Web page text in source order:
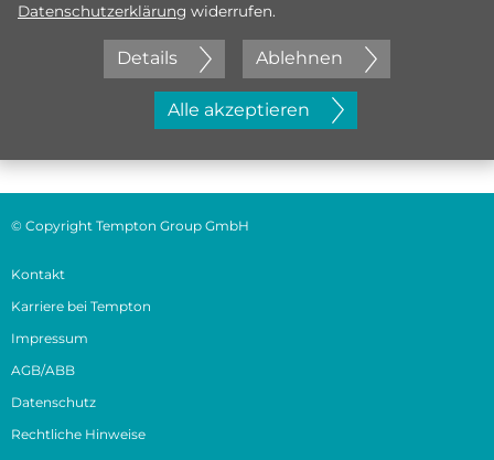
Jetzt initiativ bewerben
Datenschutzerklärung widerrufen.
Details Ablehnen
Alle akzeptieren
© Copyright Tempton Group GmbH
Kontakt
Karriere bei Tempton
Impressum
AGB/ABB
Datenschutz
Rechtliche Hinweise